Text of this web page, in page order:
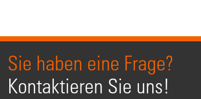
Sie haben eine Frage?
Kontaktieren Sie uns!